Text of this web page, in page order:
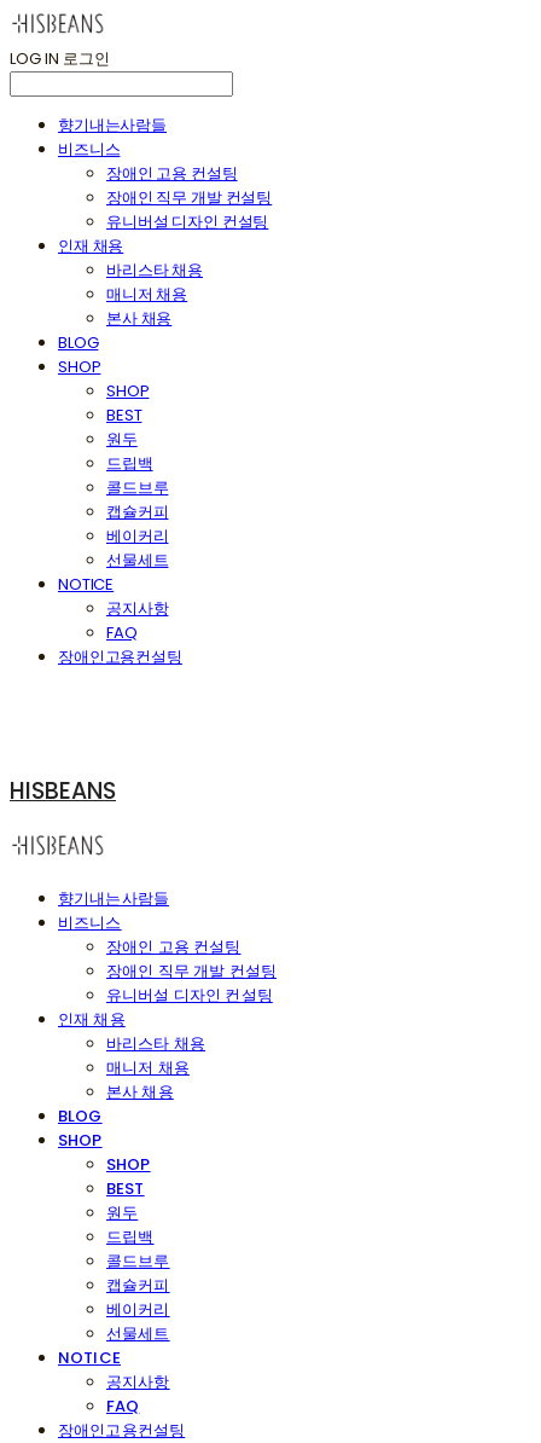
LOG IN 로그인
향기내는사람들
비즈니스
장애인 고용 컨설팅
장애인 직무 개발 컨설팅
유니버설 디자인 컨설팅
인재 채용
바리스타 채용
매니저 채용
본사 채용
BLOG
SHOP
SHOP
BEST
원두
드립백
콜드브루
캡슐커피
베이커리
선물세트
NOTICE
공지사항
FAQ
장애인고용컨설팅
HISBEANS
향기내는사람들
비즈니스
장애인 고용 컨설팅
장애인 직무 개발 컨설팅
유니버설 디자인 컨설팅
인재 채용
바리스타 채용
매니저 채용
본사 채용
BLOG
SHOP
SHOP
BEST
원두
드립백
콜드브루
캡슐커피
베이커리
선물세트
NOTICE
공지사항
FAQ
장애인고용컨설팅